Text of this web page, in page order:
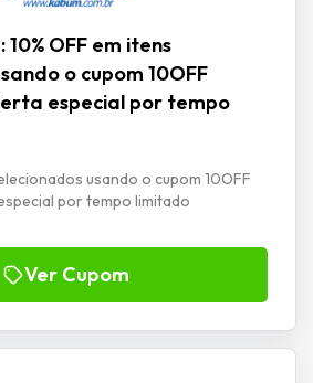
OFF em itens
o cupom 10OFF
especial por tempo
usando o cupom 10OFF
por tempo limitado
Ver Cupom